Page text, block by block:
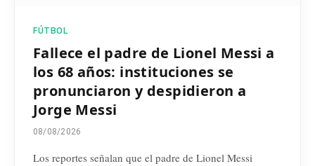
FÚTBOL
Fallece el padre de Lionel Messi a
los 68 años: instituciones se
pronunciaron y despidieron a
Jorge Messi
08/08/2026
Los reportes señalan que el padre de Lionel Messi